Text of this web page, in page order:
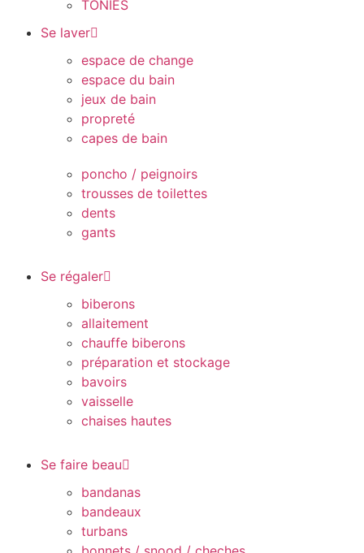
TONIES
Se laver
espace de change
espace du bain
jeux de bain
propreté
capes de bain
poncho / peignoirs
trousses de toilettes
dents
gants
Se régaler
biberons
allaitement
chauffe biberons
préparation et stockage
bavoirs
vaisselle
chaises hautes
Se faire beau
bandanas
bandeaux
turbans